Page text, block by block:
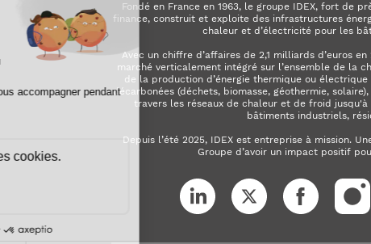
Fondé en France en 1963, le groupe IDEX, fort de
finance, construit et exploite des infrastructures
chaleur et d’électricité pour les
Avec un chiffre d’affaires de 2,1 milliards d’euros
marché verticalement intégré sur l’ensemble de la
de la production d’énergie thermique ou
décarbonées (déchets, biomasse, géothermie,
travers les réseaux de chaleur et de froid
bâtiments industriels,
Depuis l’été 2025, IDEX est entreprise à mission.
Groupe d’avoir un impact positif
LinkedIn X (ex. Twitter)Facebook